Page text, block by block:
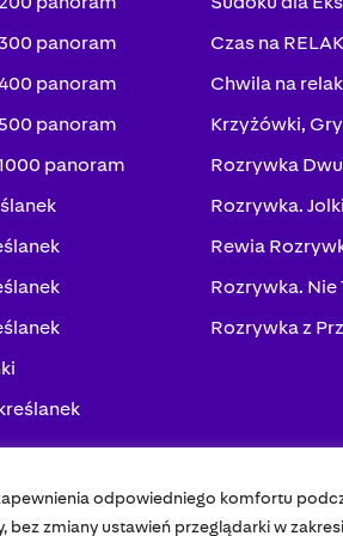
odpowiedniego komfortu
bez zmiany ustawień przeglądarki w
panoram
panoram
panoram
panoram
Czas na
Chwila na
Krzyżówki,
Rozrywka
Rozrywka. Jolki
Rewia
Rozrywka. Nie
Rozrywka z